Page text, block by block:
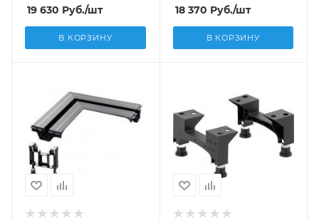
19 630 Руб./шт
В КОРЗИНУ
18 370 Руб./шт
В КОРЗИНУ